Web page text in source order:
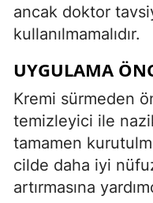
ancak doktor
kullanılmamalıdır.
UYGULAMA
Kremi sürmeden
temizleyici ile
tamamen
cilde daha iyi
artırmasına